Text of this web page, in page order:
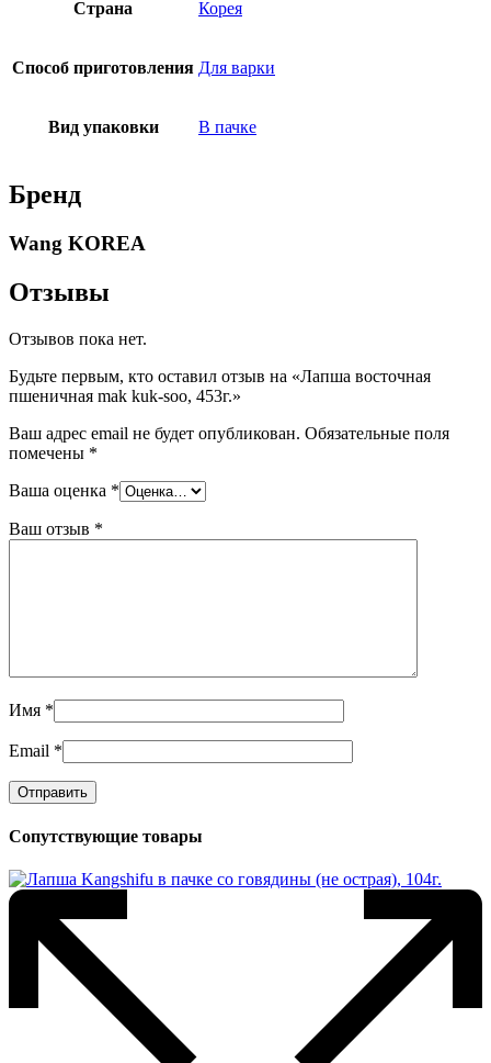
Страна Корея
Способ приготовления Для варки
Вид упаковки В пачке
Бренд
Wang KOREA
Отзывы
Отзывов пока нет.
Будьте первым, кто оставил отзыв на «Лапша восточная
пшеничная mak kuk-soo, 453г.»
Ваш адрес email не будет опубликован. Обязательные поля
помечены *
Ваша оценка *
Ваш отзыв *
Имя *
Email *
Сопутствующие товары